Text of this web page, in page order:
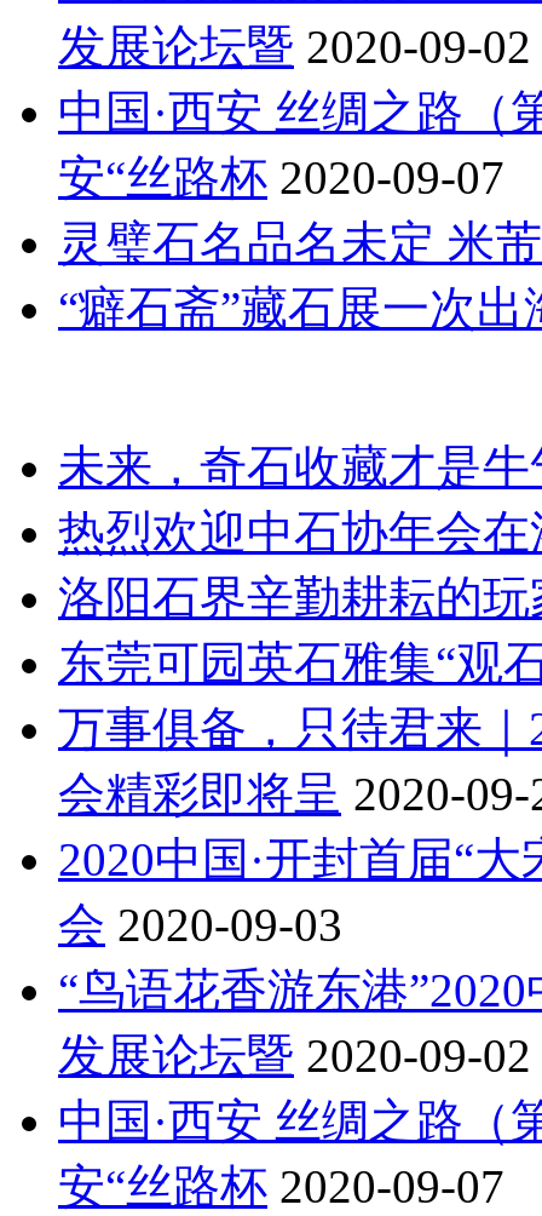
发展论坛暨 2020-09-02
中国·西安 丝绸之路（
安“丝路杯 2020-09-07
灵璧石名品名未定 米
“癖石斋”藏石展​一次
未来，奇石收藏才是
热烈欢迎中石协年会
洛阳石界辛勤耕耘的
东莞可园英石雅集“观
万事俱备，只待君来
会精彩即将呈 2020-09-
2020中国·开封首届“
会 2020-09-03
“鸟语花香游东港
发展论坛暨 2020-09-02
中国·西安 丝绸之路（
安“丝路杯 2020-09-07